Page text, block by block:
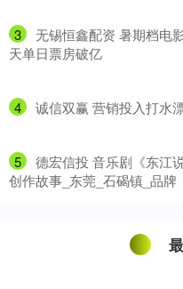
3
无锡恒鑫配资 暑期档电
天单日票房破亿
4 诚信双赢 营销投入打水
5
德宏信投 音乐剧《东江
创作故事_东莞_石碣镇_品牌